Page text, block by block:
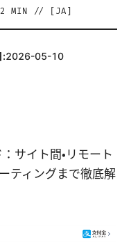
2 MIN // [ JA
:2026-05-10
サイト間・リモート
ティングまで徹底解